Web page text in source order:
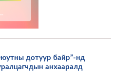
дотуур байр”-нд
анхааралд